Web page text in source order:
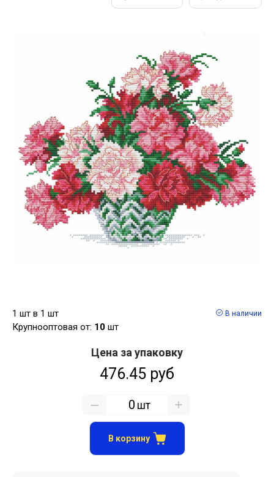
1 шт в 1 шт
Крупнооптовая от: 10 шт
В наличии
Цена за упаковку
476.45 руб
шт
В корзину